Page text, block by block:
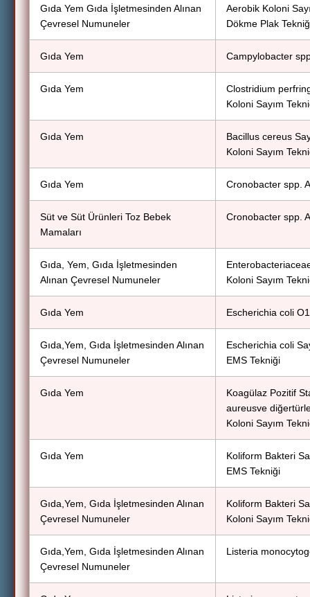
Gıda Yem Gıda İşletmesinden Alınan
Çevresel Numuneler
Aerobik Koloni
Dökme Plak
Gıda Yem Campylobacter
Gıda Yem
Clostridium
Koloni Sayım
Gıda Yem
Bacillus cereus
Koloni Sayım
Gıda Yem Cronobacter spp.
Süt ve Süt Ürünleri Toz Bebek
Mamaları
Cronobacter spp.
Gıda, Yem, Gıda İşletmesinden
Alınan Çevresel Numuneler
Koloni Sayım
Gıda Yem Escherichia coli
Gıda,Yem, Gıda İşletmesinden Alınan
Çevresel Numuneler
Escherichia coli
EMS Tekniği
Gıda Yem
Koagülaz Pozitif
aureusve
Koloni Sayım
Gıda Yem
Koliform Bakteri
EMS Tekniği
Gıda,Yem, Gıda İşletmesinden Alınan
Çevresel Numuneler
Koliform Bakteri
Koloni Sayım
Gıda,Yem, Gıda İşletmesinden Alınan
Çevresel Numuneler
Listeria